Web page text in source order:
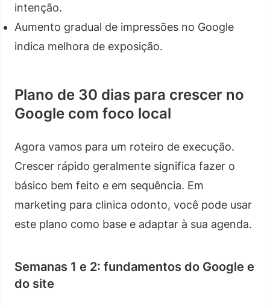
intenção.
Aumento gradual de impressões no Google
indica melhora de exposição.
Plano de 30 dias para crescer no
Google com foco local
Agora vamos para um roteiro de execução.
Crescer rápido geralmente significa fazer o
básico bem feito e em sequência. Em
marketing para clinica odonto, você pode usar
este plano como base e adaptar à sua agenda.
Semanas 1 e 2: fundamentos do Google e
do site